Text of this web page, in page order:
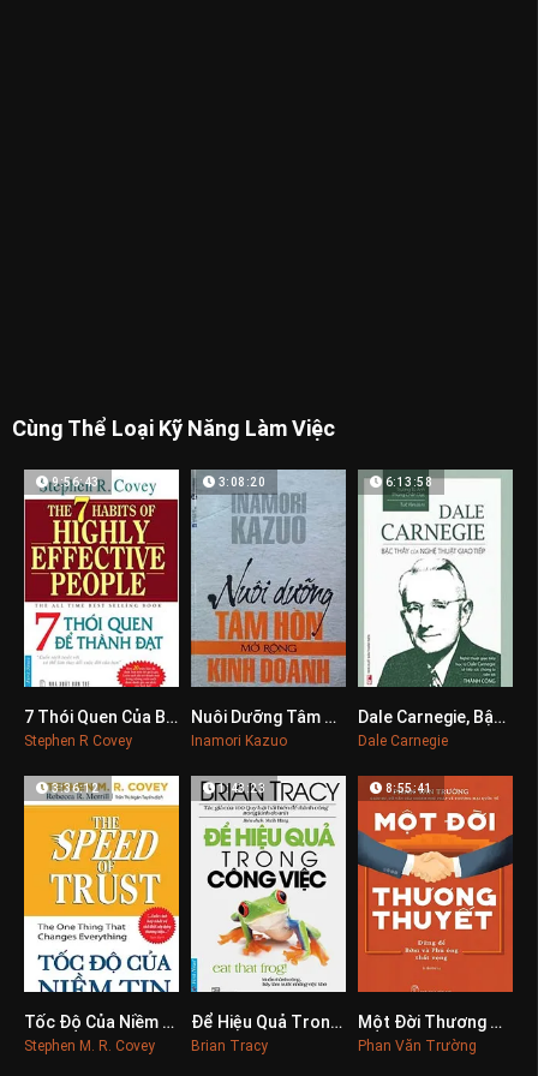
Cùng Thể Loại Kỹ Năng Làm Việc
0
9:56:43
7 Thói Quen Của Bạn Trẻ Thành Đạt
Stephen R Covey
0
3:08:20
Nuôi Dưỡng Tâm Hồn Mở Rộng Kinh Doanh
Inamori Kazuo
0
6:13:58
Dale Carnegie, Bậc Thầy Của Nghệ Thuật Giao Tiếp
Dale Carnegie
0
3:36:12
Tốc Độ Của Niềm Tin
Stephen M. R. Covey
0
1:43:23
Để Hiệu Quả Trong Công Việc
Brian Tracy
0
8:55:41
Một Đời Thương Thuyết
Phan Văn Trường